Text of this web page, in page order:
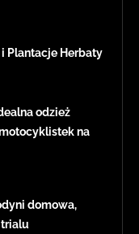
i Plantacje Herbaty
odzież
na
domowa,
trialu